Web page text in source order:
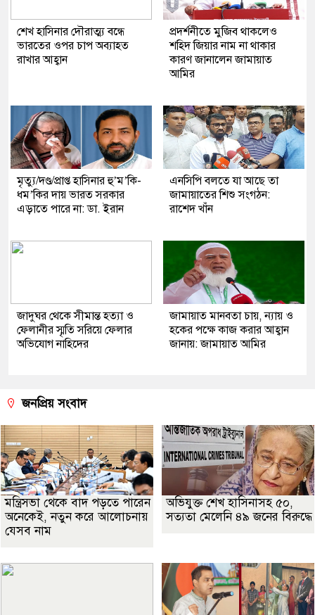
শেখ হাসিনার দৌরাত্ম্য বন্ধে
ভারতের ওপর চাপ অব্যাহত
রাখার আহ্বান
প্রদর্শনীতে মুজিব থাকলেও
শহিদ জিয়ার নাম না থাকার
কারণ জানালেন জামায়াত
আমির
মৃত্যু/দণ্ড/প্রাপ্ত হাসিনার হু’ম’কি-
ধম’কির দায় ভারত সরকার
এড়াতে পারে না: ডা. ইরান
এনসিপি বলতে যা আছে তা
জামায়াতের শিশু সংগঠন:
রাশেদ খাঁন
জাদুঘর থেকে সীমান্ত হত্যা ও
ফেলানীর স্মৃতি সরিয়ে ফেলার
অভিযোগ নাহিদের
জামায়াত মানবতা চায়, ন্যায় ও
হকের পক্ষে কাজ করার আহ্বান
জানায়: জামায়াত আমির
জনপ্রিয় সংবাদ
মন্ত্রিসভা থেকে বাদ পড়তে পারেন
অনেকেই, নতুন করে আলোচনায়
যেসব নাম
অভিযুক্ত শেখ হাসিনাসহ ৫০,
সত্যতা মেলেনি ৪৯ জনের বিরুদ্ধে